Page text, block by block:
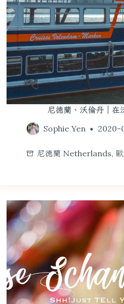
尼德蘭、沃倫丹｜在
Sophie Yen
2020-
尼德蘭 Netherlands,